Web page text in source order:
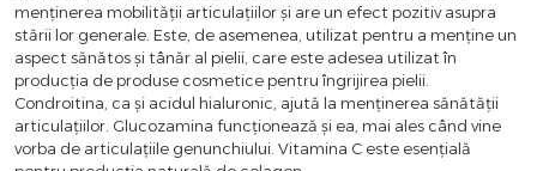
menținerea mobilității articulațiilor și are un efect pozitiv asupra
stării lor generale. Este, de asemenea, utilizat pentru a menține un
aspect sănătos și tânăr al pielii, care este adesea utilizat în
producția de produse cosmetice pentru îngrijirea pielii.
Condroitina, ca și acidul hialuronic, ajută la menținerea sănătății
articulațiilor. Glucozamina funcționează și ea, mai ales când vine
vorba de articulațiile genunchiului. Vitamina C este esențială